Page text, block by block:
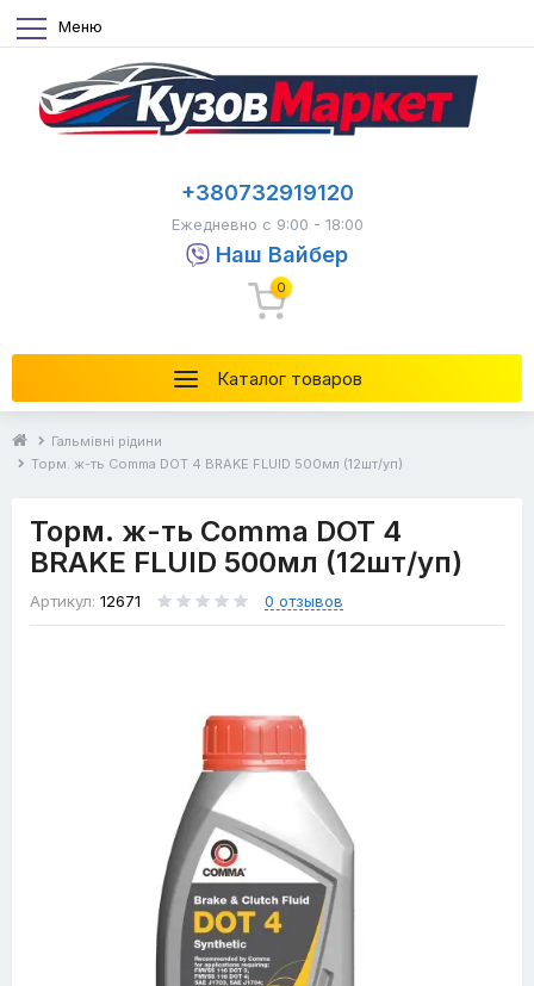
Меню
Каталог товаров
+380732919120
Ежедневно с 9:00 - 18:00
Наш Вайбер
0
Гальмівні рідини
Торм. ж-ть Comma DOT 4 BRAKE FLUID 500мл (12шт/уп)
Торм. ж-ть Comma DOT 4
BRAKE FLUID 500мл (12шт/уп)
Артикул: 12671 0 отзывов